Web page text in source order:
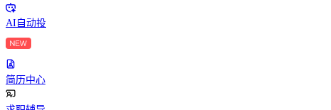
AI自动投
简历中心